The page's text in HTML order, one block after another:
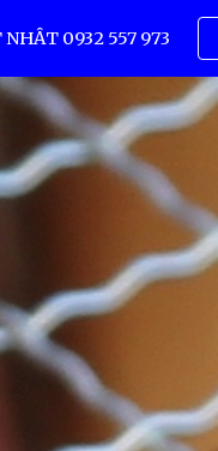
Skip to
0932 557 973